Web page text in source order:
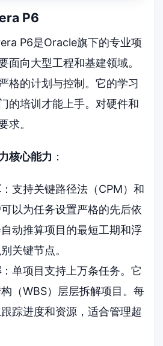
P6
P6是Oracle旗下的专业项
面向大型工程和基建领域。
格的计划与控制。它的学习
的培训才能上手。对硬件和
求。
核心能力 ：
：支持关键路径法（CPM）和
以为任务设置严格的先后依
动推算项目的最短工期和浮
关键节点。
：单项目支持上万条任务。它
（WBS）层层拆解项目。每
踪进度和资源，适合管理超